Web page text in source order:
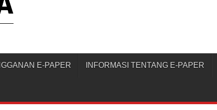
E-PAPER INFORMASI TENTANG E-PAPER